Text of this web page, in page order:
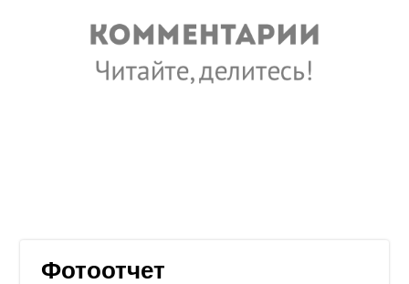
Фотоотчет